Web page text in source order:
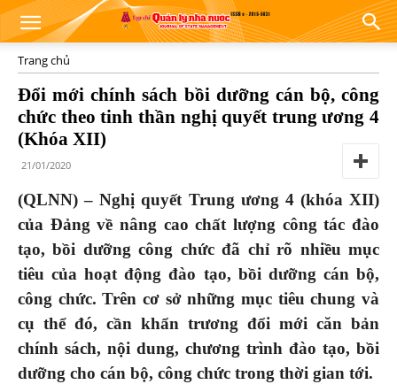
Trang chủ
Đổi mới chính sách bồi dưỡng cán bộ, công
chức theo tinh thần nghị quyết trung ương 4
(Khóa XII)
21/01/2020
(QLNN) –Nghị quyết Trung ương 4 (khóa XII)
của Đảng về nâng cao chất lượng công tác đào
tạo, bồi dưỡng công chức đã chỉ rõ nhiều mục
tiêu của hoạt động đào tạo, bồi dưỡng cán bộ,
công chức. Trên cơ sở những mục tiêu chung và
cụ thể đó, cần khẩn trương đổi mới căn bản
chính sách, nội dung, chương trình đào tạo, bồi
dưỡng cho cán bộ, công chức trong thời gian tới.